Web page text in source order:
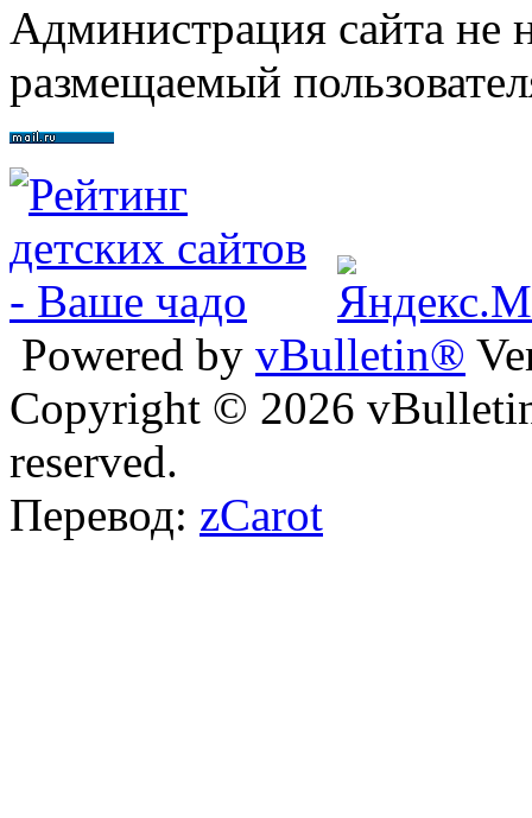
Администрация сайта не
размещаемый
Powered by vBulletin®
Copyright © 2026
reserved.
Перевод: zCarot